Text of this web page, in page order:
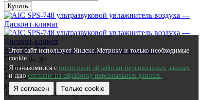
Этот сайт использует Яндекс.Метрику и только необходимые
cookie.
Я ознакомился с политикой обработки персональных данных
и даюсогласие на обработку персональных данных.
Я согласен Только cookie
Купить
AIC SPS-748 ультразвуковой увлажнитель воздуха
Площадь, до:
20 кв. м.
Тип увлажнителя:
ультразвуковой
Требования к качеству воды: